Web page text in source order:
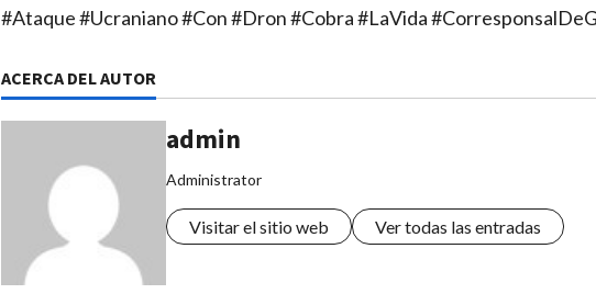
#Ataque #Ucraniano #Con #Dron #Cobra #LaVida
ACERCA DEL AUTOR
admin
Administrator
Visitar el sitio web Ver todas las entradas